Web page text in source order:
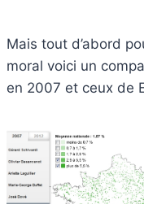
Mais tout d’abord
moral voici un
en 2007 et ceux de